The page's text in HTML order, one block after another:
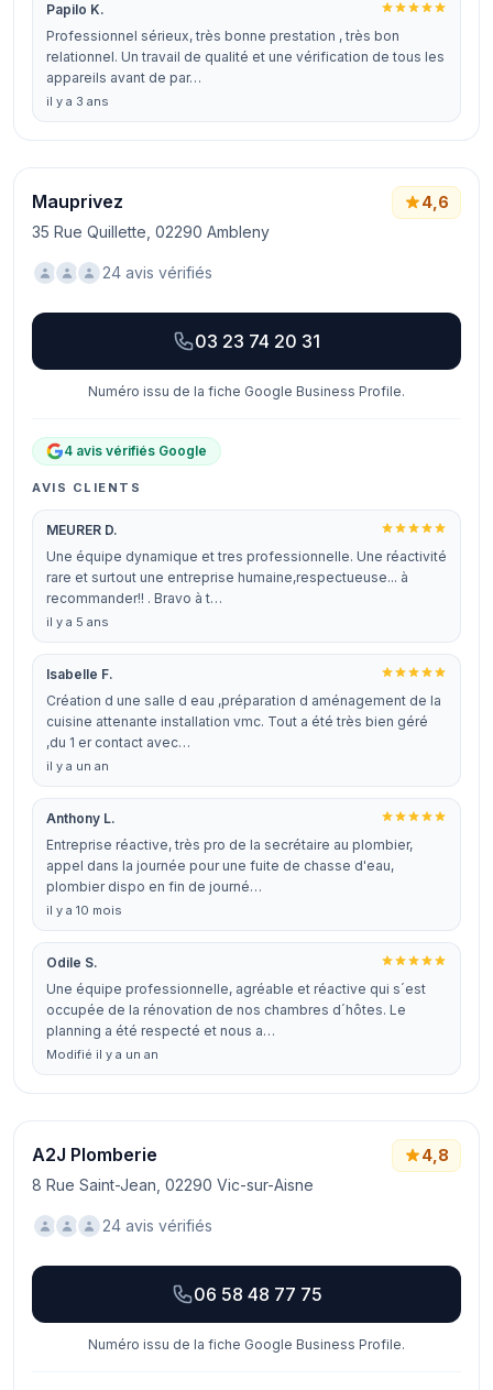
Papilo K.
Professionnel sérieux, très bonne prestation , très bon
relationnel. Un travail de qualité et une vérification de tous les
appareils avant de par…
il y a 3 ans
Mauprivez
35 Rue Quillette, 02290 Ambleny
4,6
24 avis vérifiés
03 23 74 20 31
Numéro issu de la fiche Google Business Profile.
4 avis vérifiés Google
AVIS CLIENTS
MEURER D.
Une équipe dynamique et tres professionnelle. Une réactivité
rare et surtout une entreprise humaine,respectueuse... à
recommander!! . Bravo à t…
il y a 5 ans
Isabelle F.
Création d une salle d eau ,préparation d aménagement de la
cuisine attenante installation vmc. Tout a été très bien géré
,du 1 er contact avec…
il y a un an
Anthony L.
Entreprise réactive, très pro de la secrétaire au plombier,
appel dans la journée pour une fuite de chasse d'eau,
plombier dispo en fin de journé…
il y a 10 mois
Odile S.
Une équipe professionnelle, agréable et réactive qui s´est
occupée de la rénovation de nos chambres d´hôtes. Le
planning a été respecté et nous a…
Modifié il y a un an
A2J Plomberie
8 Rue Saint-Jean, 02290 Vic-sur-Aisne
4,8
24 avis vérifiés
06 58 48 77 75
Numéro issu de la fiche Google Business Profile.